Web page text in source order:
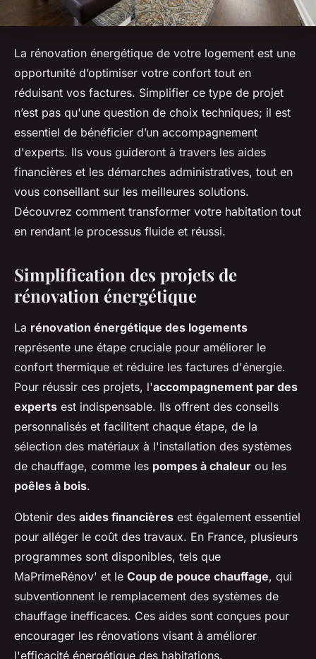
La rénovation énergétique de votre logement est une
opportunité d’optimiser votre confort tout en
réduisant vos factures. Simplifier ce type de projet
n’est pas qu'une question de choix techniques; il est
essentiel de bénéficier d’un accompagnement
d'experts. Ils vous guideront à travers les aides
financières et les démarches administratives, tout en
vous conseillant sur les meilleures solutions.
Découvrez comment transformer votre habitation tout
en rendant le processus fluide et réussi.
Simplification des projets de
rénovation énergétique
La rénovation énergétique des logements
représente une étape cruciale pour améliorer le
confort thermique et réduire les factures d'énergie.
Pour réussir ces projets, l'accompagnement par des
experts est indispensable. Ils offrent des conseils
personnalisés et facilitent chaque étape, de la
sélection des matériaux à l'installation des systèmes
de chauffage, comme les pompes à chaleur ou les
poêles à bois.
Obtenir des aides financières est également essentiel
pour alléger le coût des travaux. En France, plusieurs
programmes sont disponibles, tels que
MaPrimeRénov' et le Coup de pouce chauffage, qui
subventionnent le remplacement des systèmes de
chauffage inefficaces. Ces aides sont conçues pour
encourager les rénovations visant à améliorer
l'efficacité énergétique des habitations.